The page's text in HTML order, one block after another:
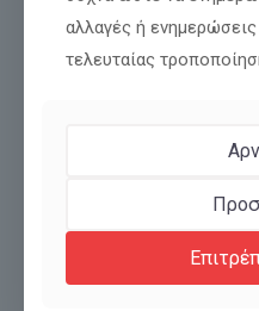
Νίκος
δημοσίευμα και
αλλαγές ή
τελευταίας